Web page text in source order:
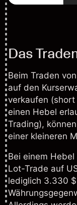
Das
Beim Traden
auf den
verkaufen (short
einen Hebel
Trading),
einer kleineren
Bei einem
Lot-Trade auf
lediglich 3.330